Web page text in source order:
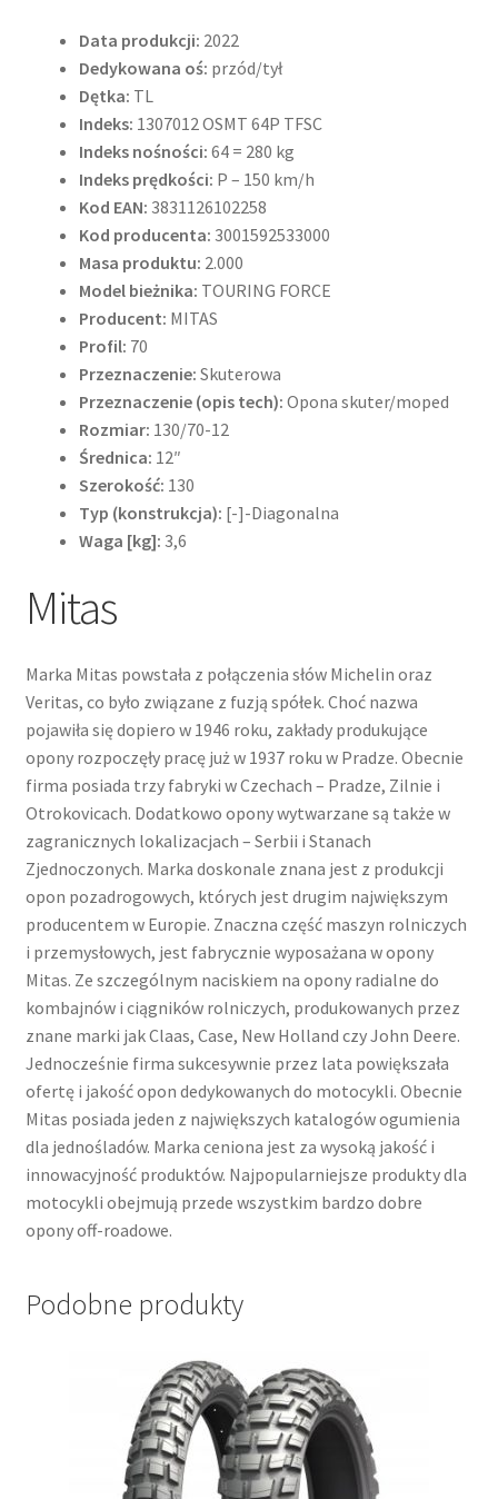
Data produkcji: 2022
Dedykowana oś: przód/tył
Dętka: TL
Indeks: 1307012 OSMT 64P TFSC
Indeks nośności: 64 = 280 kg
Indeks prędkości: P – 150 km/h
Kod EAN: 3831126102258
Kod producenta: 3001592533000
Masa produktu: 2.000
Model bieżnika: TOURING FORCE
Producent: MITAS
Profil: 70
Przeznaczenie: Skuterowa
Przeznaczenie (opis tech): Opona skuter/moped
Rozmiar: 130/70-12
Średnica: 12″
Szerokość: 130
Typ (konstrukcja): [-]-Diagonalna
Waga [kg]: 3,6
Mitas
Marka Mitas powstała z połączenia słów Michelin oraz
Veritas, co było związane z fuzją spółek. Choć nazwa
pojawiła się dopiero w 1946 roku, zakłady produkujące
opony rozpoczęły pracę już w 1937 roku w Pradze. Obecnie
firma posiada trzy fabryki w Czechach – Pradze, Zilnie i
Otrokovicach. Dodatkowo opony wytwarzane są także w
zagranicznych lokalizacjach – Serbii i Stanach
Zjednoczonych. Marka doskonale znana jest z produkcji
opon pozadrogowych, których jest drugim największym
producentem w Europie. Znaczna część maszyn rolniczych
i przemysłowych, jest fabrycznie wyposażana w opony
Mitas. Ze szczególnym naciskiem na opony radialne do
kombajnów i ciągników rolniczych, produkowanych przez
znane marki jak Claas, Case, New Holland czy John Deere.
Jednocześnie firma sukcesywnie przez lata powiększała
ofertę i jakość opon dedykowanych do motocykli. Obecnie
Mitas posiada jeden z największych katalogów ogumienia
dla jednośladów. Marka ceniona jest za wysoką jakość i
innowacyjność produktów. Najpopularniejsze produkty dla
motocykli obejmują przede wszystkim bardzo dobre
opony off-roadowe.
Podobne produkty